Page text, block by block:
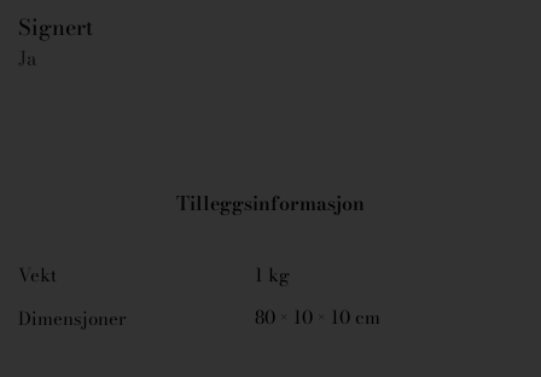
Signert
Ja
Tilleggsinformasjon
Vekt
1 kg
Dimensjoner
80 × 10 × 10 cm